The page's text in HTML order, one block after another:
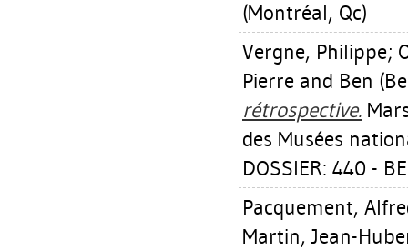
(Montréal, Qc)
Vergne, Philippe;
Pierre and Ben
rétrospective.
des Musées
DOSSIER: 440 -
Pacquement,
Martin, Jean-